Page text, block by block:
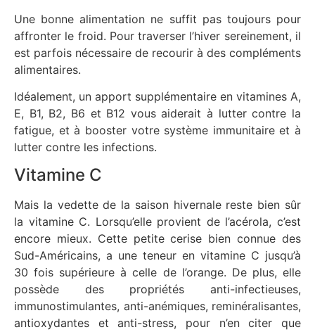
Une bonne alimentation ne suffit pas toujours pour
affronter le froid. Pour traverser l’hiver sereinement, il
est parfois nécessaire de recourir à des compléments
alimentaires.
Idéalement, un apport supplémentaire en vitamines A,
E, B1, B2, B6 et B12 vous aiderait à lutter contre la
fatigue, et à booster votre système immunitaire et à
lutter contre les infections.
Vitamine C
Mais la vedette de la saison hivernale reste bien sûr
la vitamine C. Lorsqu’elle provient de l’acérola, c’est
encore mieux. Cette petite cerise bien connue des
Sud-Américains, a une teneur en vitamine C jusqu’à
30 fois supérieure à celle de l’orange. De plus, elle
possède des propriétés anti-infectieuses,
immunostimulantes, anti-anémiques, reminéralisantes,
antioxydantes et anti-stress, pour n’en citer que